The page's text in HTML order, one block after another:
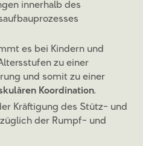
innerhalb des
es bei Kindern und
zu einer
und somit zu einer
Koordination.
Kräftigung des Stütz- und
der Rumpf- und